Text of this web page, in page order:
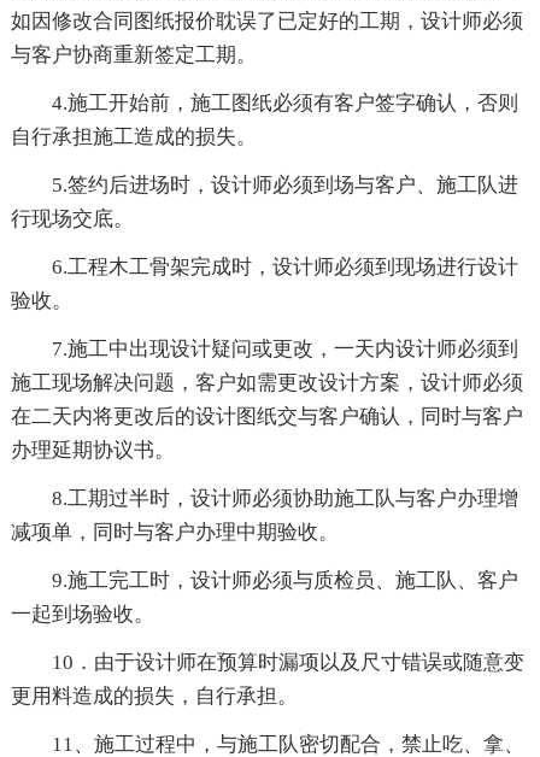
如因修改合同图纸报价耽误了已定好的工期，设计师必须
与客户协商重新签定工期。
4.施工开始前，施工图纸必须有客户签字确认，否则
自行承担施工造成的损失。
5.签约后进场时，设计师必须到场与客户、施工队进
行现场交底。
6.工程木工骨架完成时，设计师必须到现场进行设计
验收。
7.施工中出现设计疑问或更改，一天内设计师必须到
施工现场解决问题，客户如需更改设计方案，设计师必须
在二天内将更改后的设计图纸交与客户确认，同时与客户
办理延期协议书。
8.工期过半时，设计师必须协助施工队与客户办理增
减项单，同时与客户办理中期验收。
9.施工完工时，设计师必须与质检员、施工队、客户
一起到场验收。
10．由于设计师在预算时漏项以及尺寸错误或随意变
更用料造成的损失，自行承担。
11、施工过程中，与施工队密切配合，禁止吃、拿、